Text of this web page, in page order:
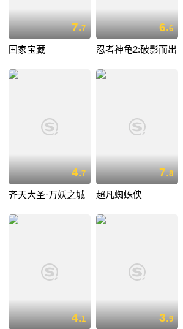
7.7
国家宝藏
6.6
忍者神龟2:破影而出
4.7
齐天大圣·万妖之城
7.8
超凡蜘蛛侠
4.1 3.9